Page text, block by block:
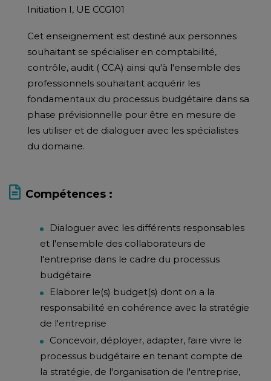
Initiation I, UE CCG101
Cet enseignement est destiné aux personnes
souhaitant se spécialiser en comptabilité,
contrôle, audit ( CCA) ainsi qu'à l'ensemble des
professionnels souhaitant acquérir les
fondamentaux du processus budgétaire dans sa
phase prévisionnelle pour être en mesure de
les utiliser et de dialoguer avec les spécialistes
du domaine.
Compétences :
Dialoguer avec les différents responsables
et l'ensemble des collaborateurs de
l'entreprise dans le cadre du processus
budgétaire
Elaborer le(s) budget(s) dont on a la
responsabilité en cohérence avec la stratégie
de l'entreprise
Concevoir, déployer, adapter, faire vivre le
processus budgétaire en tenant compte de
la stratégie, de l'organisation de l'entreprise,